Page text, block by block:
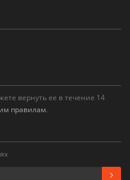
вернуть ее в течение 14
правилам.